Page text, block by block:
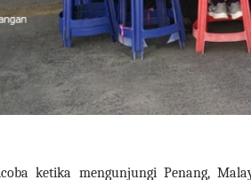
ketika mengunjungi Penang,